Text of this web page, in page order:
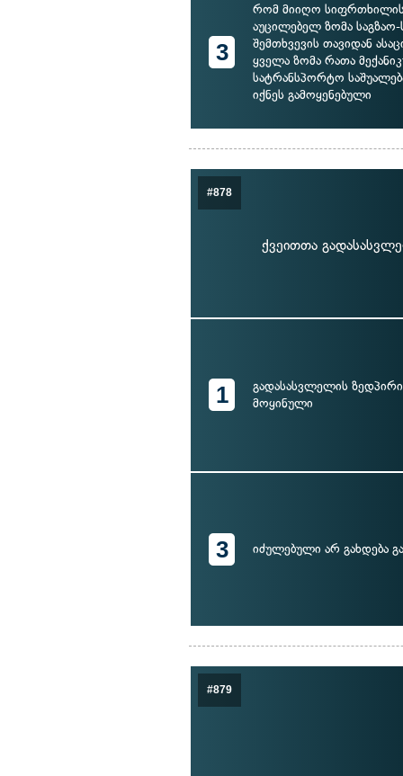
3
რომ მიიღო
აუცილებელ ზომა
შემთხვევის თავიდან
ყველა ზომა რათა
სატრანსპორტო
იქნეს გამოყენებული
#878
ქვეითთა
1
გადასასვლელის
მოყინული
3 იძულებული არ გახდება
#879